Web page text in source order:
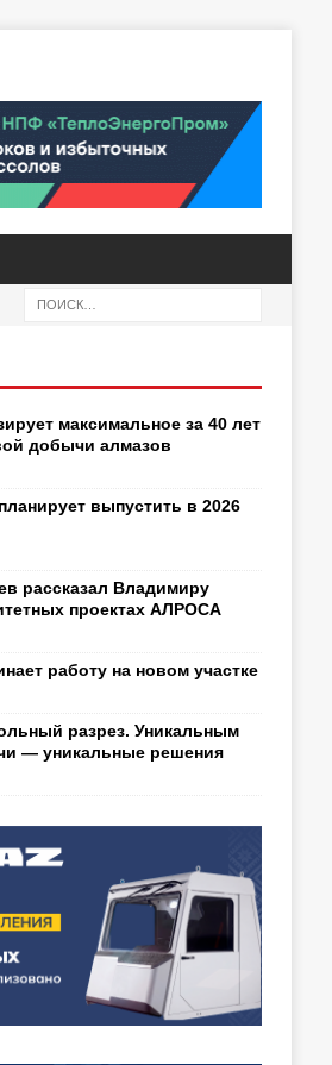
максимальное за 40 лет
добычи алмазов
выпустить в 2026
рассказал Владимиру
проектах АЛРОСА
работу на новом участке
разрез. Уникальным
— уникальные решения